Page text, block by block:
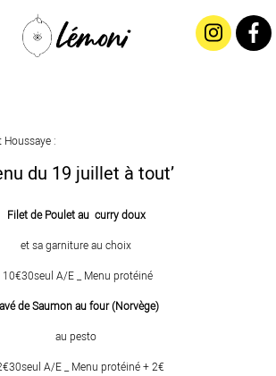
& BUFFETS
& TARIFS
Houssaye:
du 19 juillet à tout’
Filet de Poulet au curry doux
et sa garniture au choix
10€30seul A/E _ Menu protéiné
de Saumon au four (Norvège)
au pesto
A/E _ Menu protéiné + 2€